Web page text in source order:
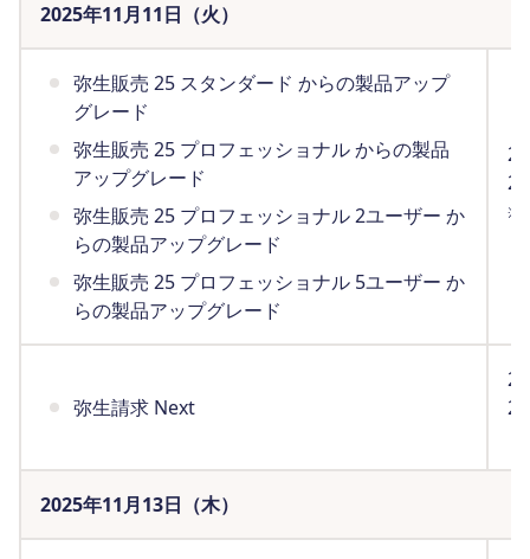
2025年11月11日（火）
弥生販売 25 スタンダード からの製品アップ
グレード
弥生販売 25 プロフェッショナル からの製品
アップグレード
弥生販売 25 プロフェッショナル 2ユーザー か
らの製品アップグレード
弥生販売 25 プロフェッショナル 5ユーザー か
らの製品アップグレード
※
弥生請求 Next
2025年11月13日（木）